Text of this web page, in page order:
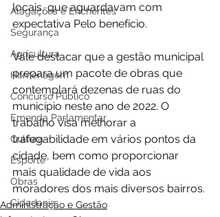
Alagações e Enchentes
Segurança
Agricultura
Homenagem
Concurso Público
Emenda Parlamentar
Cultura
Esporte
Obras
Cidadania
locais, que aguardavam com
expectativa Pelo benefício.
Vale destacar que a gestão municipal
prepara um pacote de obras que
contemplará dezenas de ruas do
município neste ano de 2022. O
trabalho visa melhorar a
trafegabilidade em vários pontos da
cidade, bem como proporcionar
mais qualidade de vida aos
moradores dos mais diversos bairros.
Administração e Gestão